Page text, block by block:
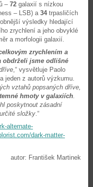
– 72 galaxií s nízkou
– LSB) a 34trpasličích
výsledky hledající
zrychlení a jeho obvyklé
a morfologii galaxií.
zrychlením a
obdrželi jsme odlišné
,“ vysvětluje Paolo
jeden z autorů výzkumu.
vztahů popsaných dříve,
hmoty v galaxiích.
poskytnout zásadní
složky.“
alternate-
dark-matter-
autor: František Martinek